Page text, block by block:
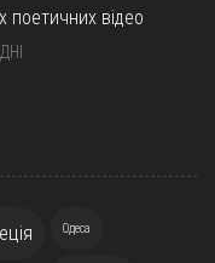
відео
Одеса